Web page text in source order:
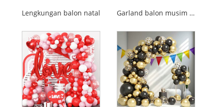
Lengkungan balon natal Garland balon musim gugur